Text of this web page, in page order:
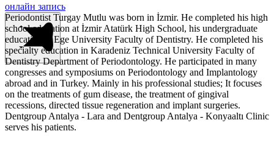
онлайн запись
Periodontist Turgay Mutlu was born in İzmir. He completed his high
school education at İzmir Atatürk High School, his undergraduate
education at Ege University Faculty of Dentistry. He completed his
specialty education in Karadeniz Technical University Faculty of
Dentistry Department of Periodontology. He participated in many
congresses and symposiums on Periodontology and Implantology
abroad and in Turkey. Mainly in his professional studies; It focuses
on the treatments of gum disease, the treatment of gingival
recessions, directed tissue regeneration and implant surgeries.
Dentgroup Antalya - Lara and Dentgroup Antalya - Konyaaltı Clinic
serves his patients.